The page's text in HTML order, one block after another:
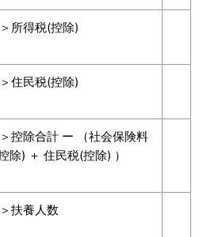
所得税(控除)
住民税(控除)
控除合計 ー （社会保険料
除) ＋ 住民税(控除) ）
扶養人数